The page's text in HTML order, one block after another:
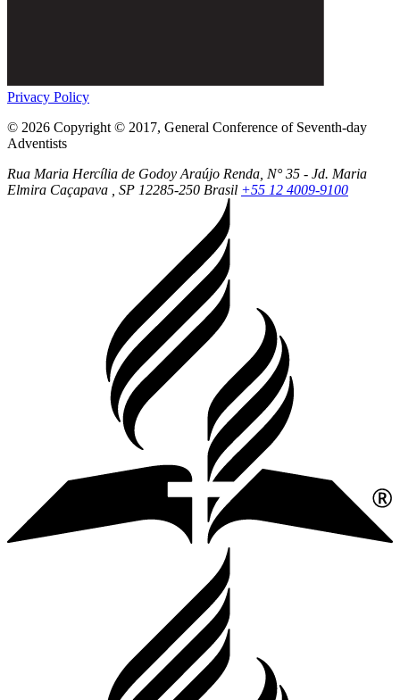
Privacy Policy
© 2026 Copyright © 2017, General Conference of Seventh-day
Adventists
Rua Maria Hercília de Godoy Araújo Renda, N° 35 - Jd. Maria
Elmira Caçapava , SP 12285-250 Brasil +55 12 4009-9100